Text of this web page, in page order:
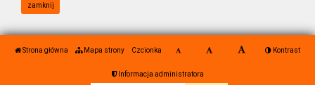
zamknij
Strona główna Mapa strony Czcionka Kontrast
Informacja administratora